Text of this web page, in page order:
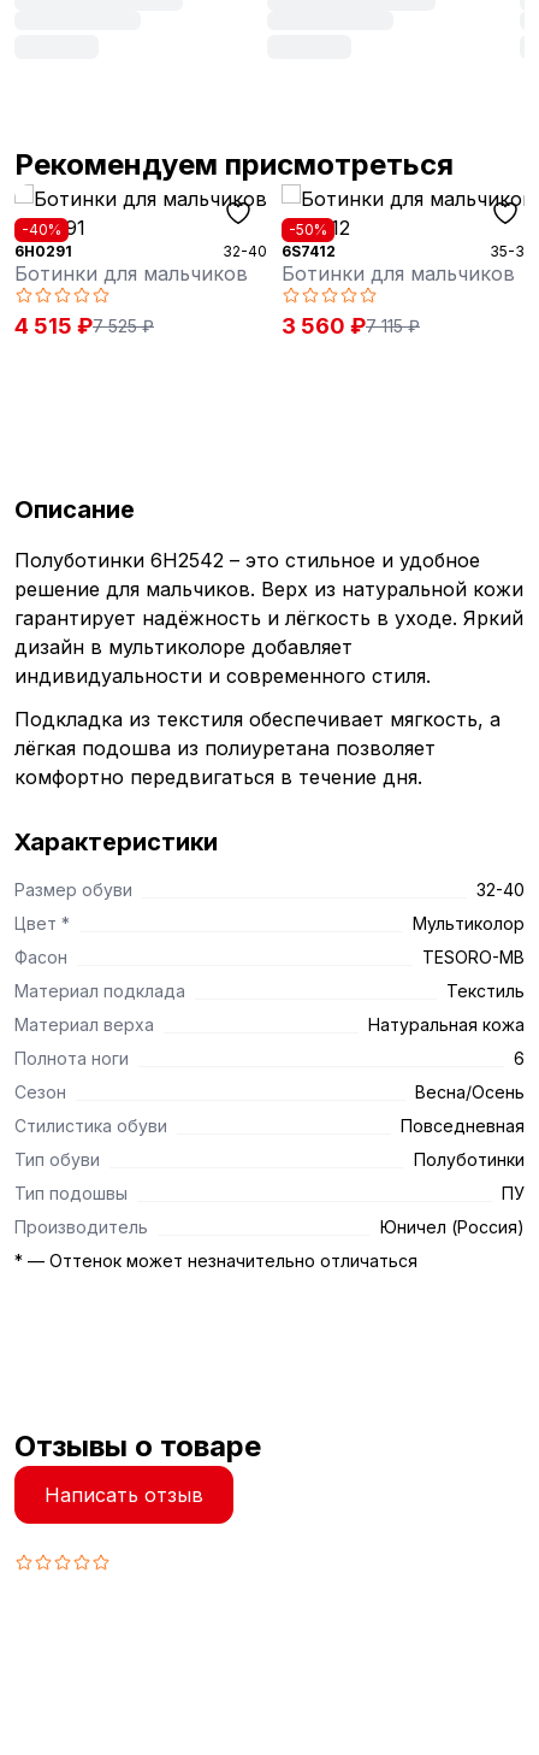
Рекомендуем присмотреться
-40%
6H0291
32-40
Ботинки для мальчиков
4 515 ₽7 525 ₽
-50%
6S7412
35-39
Ботинки для мальчиков
3 560 ₽7 115 ₽
Описание
Полуботинки 6H2542 – это стильное и удобное
решение для мальчиков. Верх из натуральной кожи
гарантирует надёжность и лёгкость в уходе. Яркий
дизайн в мультиколоре добавляет
индивидуальности и современного стиля.
Подкладка из текстиля обеспечивает мягкость, а
лёгкая подошва из полиуретана позволяет
комфортно передвигаться в течение дня.
Характеристики
Размер обуви
32-40
Цвет *
Мультиколор
Фасон
TESORO-MB
Материал подклада
Текстиль
Материал верха
Натуральная кожа
Полнота ноги
6
Сезон
Весна/Осень
Стилистика обуви
Повседневная
Тип обуви
Полуботинки
Тип подошвы
ПУ
Производитель
Юничел (Россия)
* — Оттенок может незначительно отличаться
Отзывы о товаре
Написать отзыв